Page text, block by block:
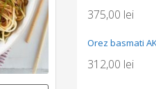
375,00 lei
Orez basmati
312,00 lei